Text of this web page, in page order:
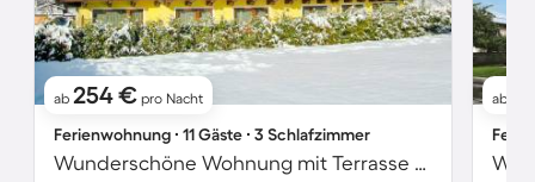
ab 254 € pro Nacht
Ferienwohnung ∙ 11 Gäste ∙ 3 Schlafzimmer
Wunderschöne Wohnung mit Terrasse und Sauna | Skifahren in der Nähe
ab